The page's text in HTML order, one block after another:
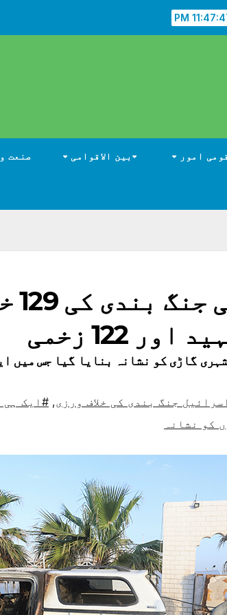
11:47:48
امور بین الاقوامی صنعت
122 زخمی
کو نشانہ بنایا گیا جس میں ایک ہی خاندان کے
جنگ بندی کی خلاف ورزی, #ایک ہی
کو نشانہ